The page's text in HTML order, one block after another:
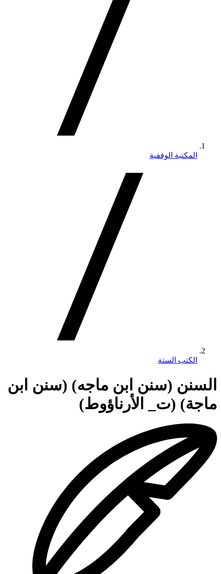
المكتبة الوقفية
الكتب الستة
السنن (سنن ابن ماجه) (سنن ابن
ماجة) (ت_ الأرناؤوط)